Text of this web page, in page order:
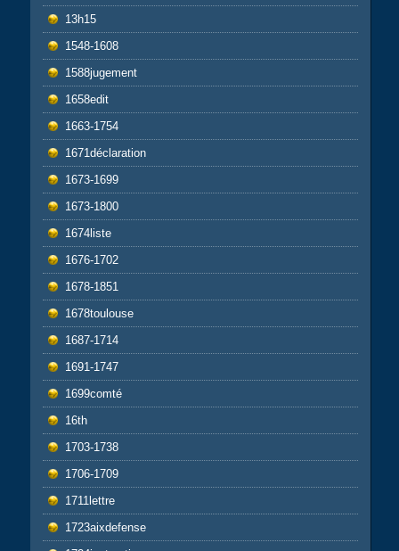
13h15
1548-1608
1588jugement
1658edit
1663-1754
1671déclaration
1673-1699
1673-1800
1674liste
1676-1702
1678-1851
1678toulouse
1687-1714
1691-1747
1699comté
16th
1703-1738
1706-1709
1711lettre
1723aixdefense